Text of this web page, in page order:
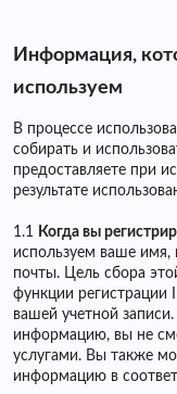
Информация,
используем
В процессе
собирать и
предоставляете при
результате
1.1 Когда вы
используем ваше имя,
почты. Цель сбора
функции регистрации
вашей учетной
информацию, вы не
услугами. Вы также
информацию в